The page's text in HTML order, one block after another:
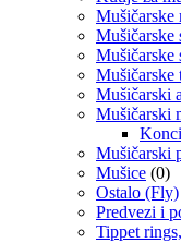
Mušičarske
Mušičarske
Mušičarske
Mušičarske
Mušičarski
Mušičarski
Konci
Mušičarski
Mušice (0)
Ostalo (Fly)
Predvezi i
Tippet